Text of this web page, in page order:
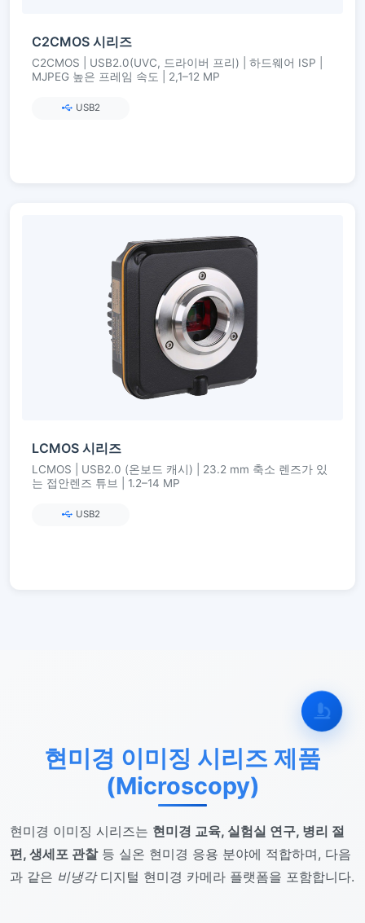
C2CMOS 시리즈
C2CMOS | USB2.0(UVC, 드라이버 프리) | 하드웨어 ISP |
MJPEG 높은 프레임 속도 | 2,1–12 MP
USB2
LCMOS 시리즈
LCMOS | USB2.0 (온보드 캐시) | 23.2 mm 축소 렌즈가 있
는 접안렌즈 튜브 | 1.2–14 MP
USB2
현미경 이미징 시리즈 제품
(Microscopy)
현미경 이미징 시리즈는 현미경 교육, 실험실 연구, 병리 절
편, 생세포 관찰등 실온 현미경 응용 분야에 적합하며, 다음
과 같은 비냉각디지털 현미경 카메라 플랫폼을 포함합니다.